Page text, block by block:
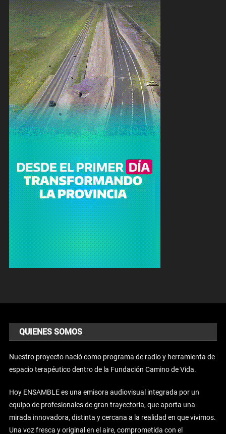
QUIENES SOMOS
Nuestro proyecto nació como programa de radio y herramienta de
espacio terapéutico dentro de la Fundación Camino de Vida.
Hoy ENSAMBLE es una emisora audiovisual integrada por un
equipo de profesionales de gran trayectoria, que aporta una
mirada innovadora, distinta y cercana a la realidad en que vivimos.
Una voz fresca y original en el aire, comprometida con el